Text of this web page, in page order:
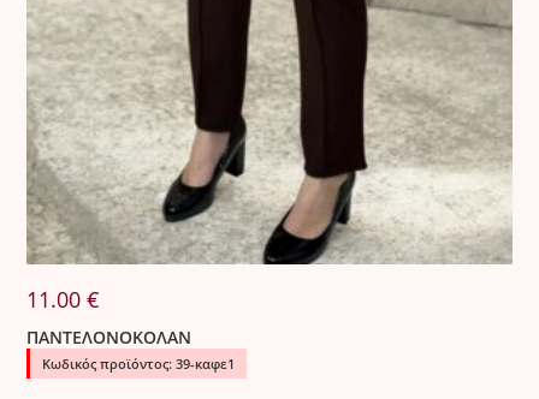
11.00€
ΠΑΝΤΕΛΟΝΟΚΟΛΑΝ
Κωδικός προϊόντος: 39-καφε1